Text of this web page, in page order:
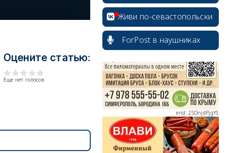
Оцените статью:
Еще нет голосов
Живи по-севастопольски
ForPost в наушниках
erid: 2SDnjcrDNw6
erid: 2SDnjdPjgYS
erid: 2SDnjdvhGXG